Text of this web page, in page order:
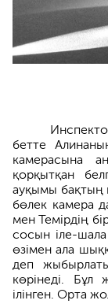
бетте
камерасына
қорқытқан
ауқымы бақтың
бөлек камера
мен Темірдің
сосын іле-шала
өзімен ала
деп
көрінеді. Бұл
ілінген. Орта